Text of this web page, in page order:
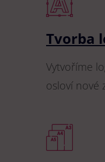
Tvorba
Vytvoříme
osloví nové